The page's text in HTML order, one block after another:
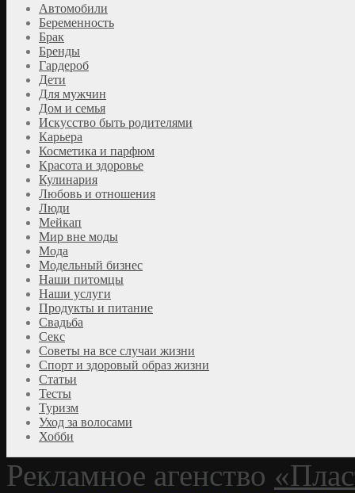
Автомобили
Беременность
Брак
Бренды
Гардероб
Дети
Для мужчин
Дом и семья
Искусство быть родителями
Карьера
Косметика и парфюм
Красота и здоровье
Кулинария
Любовь и отношения
Люди
Мейкап
Мир вне моды
Мода
Модельный бизнес
Наши питомцы
Наши услуги
Продукты и питание
Свадьба
Секс
Советы на все случаи жизни
Спорт и здоровый образ жизни
Статьи
Тесты
Туризм
Уход за волосами
Хобби
Рекламное агенство